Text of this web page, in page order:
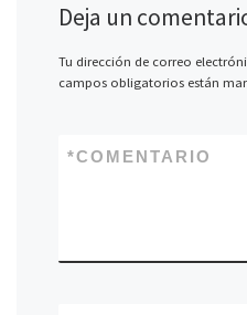
Deja un
Tu dirección de correo
campos obligatorios están
COMENTARIO
*